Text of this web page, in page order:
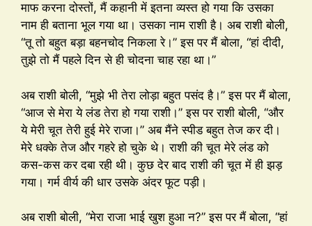
माफ करना दोस्तों, मैं कहानी में इतना व्यस्त हो गया कि उसका
नाम ही बताना भूल गया था। उसका नाम राशी है। अब राशी बोली,
“तू तो बहुत बड़ा बहनचोद निकला रे।” इस पर मैं बोला, “हां दीदी,
तुझे तो मैं पहले दिन से ही चोदना चाह रहा था।”
अब राशी बोली, “मुझे भी तेरा लोड़ा बहुत पसंद है।” इस पर मैं बोला,
“आज से मेरा ये लंड तेरा हो गया राशी।” इस पर राशी बोली, “और
ये मेरी चूत तेरी हुई मेरे राजा।” अब मैंने स्पीड बहुत तेज कर दी।
मेरे धक्के तेज और गहरे हो चुके थे। राशी की चूत मेरे लंड को
कस-कस कर दबा रही थी। कुछ देर बाद राशी की चूत में ही झड़
गया। गर्म वीर्य की धार उसके अंदर फूट पड़ी।
अब राशी बोली, “मेरा राजा भाई खुश हुआ न?” इस पर मैं बोला, “हां